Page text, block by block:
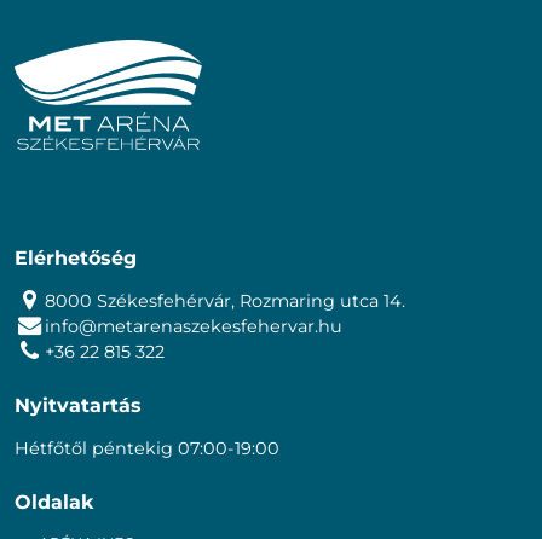
Elérhetőség
8000 Székesfehérvár, Rozmaring utca 14.
info@metarenaszekesfehervar.hu
+36 22 815 322
Nyitvatartás
Hétfőtől péntekig 07:00-19:00
Oldalak